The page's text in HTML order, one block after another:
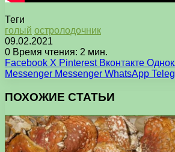
Теги
голый остролодочник
09.02.2021
0 Время чтения: 2 мин.
Facebook X Pinterest Вконтакте
Messenger Messenger WhatsApp
ПОХОЖИЕ СТАТЬИ